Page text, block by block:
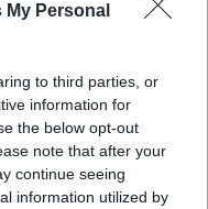
Personal
to third parties, or
information for
the below opt-out
note that after your
continue seeing
information utilized by
κραγιόν» στο